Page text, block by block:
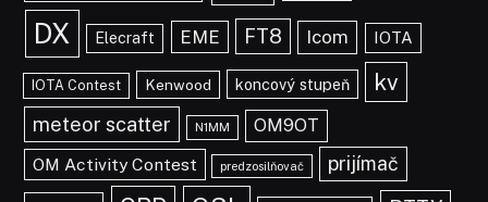
DX Elecraft EME FT8 Icom IOTA
IOTA Contest Kenwood koncový stupeň kv
meteor scatter N1MM
OM9OT
OM Activity Contest
predzosilňovač prijímač